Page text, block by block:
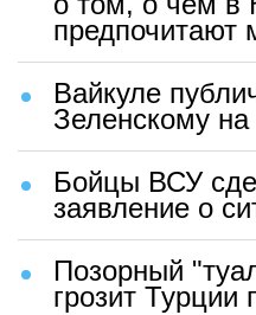
предпочитают
Вайкуле
Зеленскому
Бойцы ВСУ
заявление о
Позорный
грозит Турции